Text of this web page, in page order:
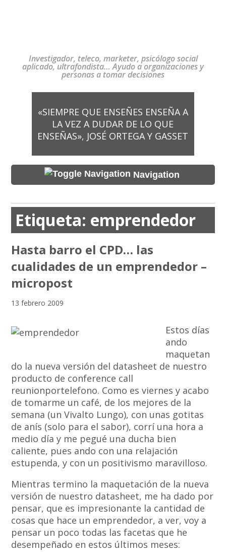
Investigador, teleco, marketer, psicólogo social
aplicado, ultrafondista… Ayudo a organizaciones y
personas a tomar decisiones
«SIEMPRE QUE ENSEÑES ENSEÑA A
LA VEZ A DUDAR DE LO QUE
ENSEÑAS», JOSÉ ORTEGA Y GASSET
Navigation
Etiqueta: emprendedor
Hasta barro el CPD… las
cualidades de un emprendedor –
micropost
13 febrero 2009
Estos días
ando
maquetan
do la nueva versión del datasheet de nuestro
producto de conference call
reunionportelefono. Como es viernes y acabo
de tomarme un café, de los mejores de la
semana (un Vivalto Lungo), con unas gotitas
de anís (solo para el sabor), corrí una hora a
medio día y me pegué una ducha bien
caliente, pues ando con una relajación
estupenda, y con un positivismo maravilloso.
Mientras termino la maquetación de la nueva
versión de nuestro datasheet, me ha dado por
pensar, que es impresionante la cantidad de
cosas que hace un emprendedor, a ver, voy a
pensar un poco todas las facetas que he
desempeñado en estos últimos meses: